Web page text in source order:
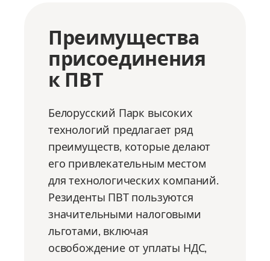
Преимущества
присоединения
к ПВТ
Белорусский Парк высоких
технологий предлагает ряд
преимуществ, которые делают
его привлекательным местом
для технологических компаний.
Резиденты ПВТ пользуются
значительными налоговыми
льготами, включая
освобождение от уплаты НДС,